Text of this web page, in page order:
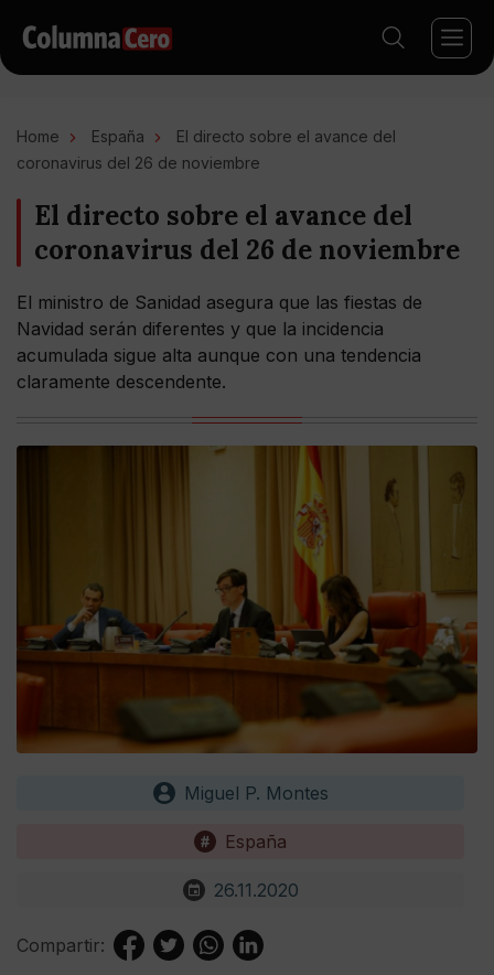
Home España
El directo sobre el avance del
coronavirus del 26 de noviembre
El directo sobre el avance del
coronavirus del 26 de noviembre
El ministro de Sanidad asegura que las fiestas de
Navidad serán diferentes y que la incidencia
acumulada sigue alta aunque con una tendencia
claramente descendente.
Miguel P. Montes
España
26.11.2020
Compartir: